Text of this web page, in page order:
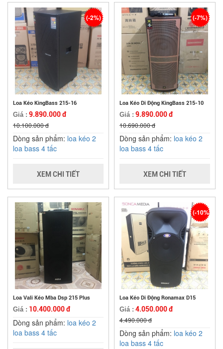
Loa Kéo KingBass 215-16
Giá : 9.890.000 đ
10.100.000 đ
(-2%)
Dòng sản phẩm: loa kéo 2
loa bass 4 tấc
XEM CHI TIẾT
Loa Kéo Di Động KingBass 215-10
Giá : 9.890.000 đ
10.690.000 đ
(-7%)
Dòng sản phẩm: loa kéo 2
loa bass 4 tấc
XEM CHI TIẾT
Loa Vali Kéo Mba Dsp 215 Plus
Giá : 10.400.000 đ
Dòng sản phẩm: loa kéo 2
loa bass 4 tấc
Loa Kéo Di Động Ronamax D15
Giá : 4.050.000 đ
4.490.000 đ
(-10%)
Dòng sản phẩm: loa kéo 2
loa bass 4 tấc